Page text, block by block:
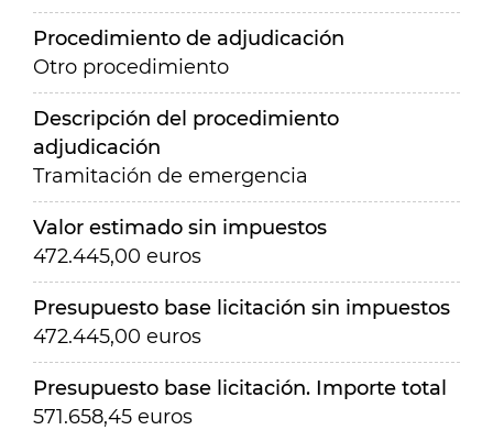
Procedimiento de adjudicación
Otro procedimiento
Descripción del procedimiento
adjudicación
Tramitación de emergencia
Valor estimado sin impuestos
472.445,00 euros
Presupuesto base licitación sin impuestos
472.445,00 euros
Presupuesto base licitación. Importe total
571.658,45 euros